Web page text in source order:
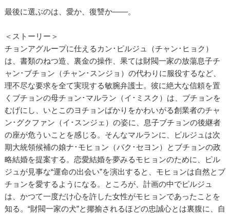
最後に選ぶのは、愛か、復讐か――。
＜ストーリー＞
チョンアグループに仕えるカン･ピルジュ（チャン･ヒョク）
は、書類のねつ造、裏金の操作、果ては財閥一家の放蕩息子チ
ャン･ブチョン（チャン･スンジョ）の代わりに服役するなど、
理不尽な要求を全て実現する敏腕弁護士。彼に絶大な信頼を置
くブチョンの母チョン･マルラン（イ･ミスク）は、ブチョンを
むげにし、いとこのヨチョンばかりをかわいがる創業者のチャ
ン･グクファン（イ･スンジェ）の姿に、息子ブチョンの後継者
の座が危ういことを感じる。そんなマルランに、ピルジュは次
期大統領候補の娘ナ･モヒョン（パク･セヨン）とブチョンの政
略結婚を提案する。恋愛結婚を夢みるモヒョンのために、ピル
ジュが見事な“運命の出会い”を演出すると、モヒョンは自然とブ
チョンを愛するようになる。ところが、計画の中でピルジュ
は、かつて一度だけ心を許した女性がモヒョンであったことを
知る。“財閥一家の犬”と揶揄されるほどの忠誠心とは裏腹に、自